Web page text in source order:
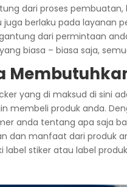
dari proses
berlaku pada layanan
dari permintaan
biasa – biasa saja,
yang di maksud di sini
membeli produk anda.
anda tentang apa saja
dan manfaat dari produk
label stiker atau label